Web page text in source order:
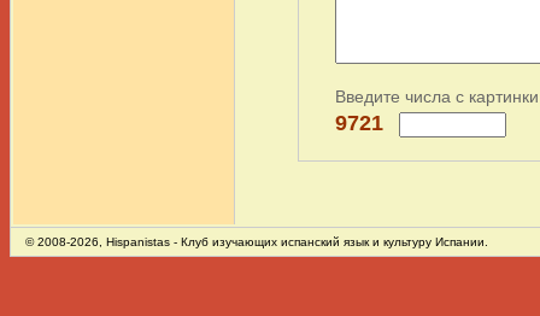
Введите числа с
9721
© 2008-2026, Hispanistas - Клуб изучающих испанский язык и культуру Испании.